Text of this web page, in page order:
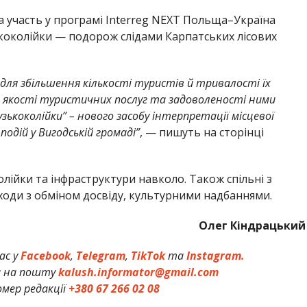
у програмі Interreg NEXT Польща–Україна
— подорож слідами Карпатських лісових
збільшення кількості туристів й тривалості їх
туристичних послуг та задоволеності ними
– нового засобу інтерпретації місцевої
у Вигодській громаді”, — пишуть на сторінці
та інфраструктури навколо. Також спільні з
з обміном досвіду, культурними надбаннями.
Олег Кіндрацький
уFacebook, Telegram, TikTokтаInstagram.
на поштуkalush.informator@gmail.com
редакції+380 67 266 02 08